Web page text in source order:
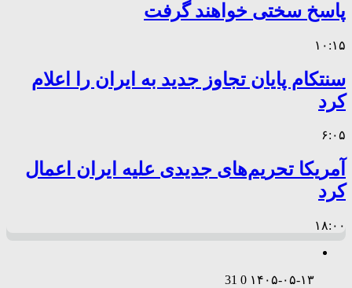
پاسخ سختی خواهند گرفت
۱۰:۱۵
سنتکام پایان تجاوز جدید به ایران را اعلام
کرد
۶:۰۵
آمریکا تحریم‌های جدیدی علیه ایران اعمال
کرد
۱۸:۰۰
۱۴۰۵-۰۵-۱۳ 0
31